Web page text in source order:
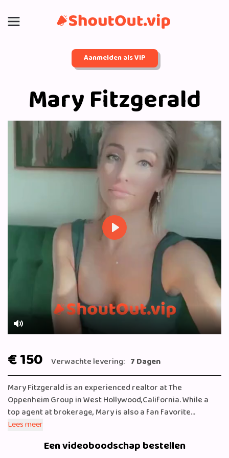
Aanmelden als VIP
Mary Fitzgerald
Mute
Play
€ 150 Verwachte levering: 7 Dagen
Mary Fitzgerald is an experienced realtor at The
Oppenheim Group in West Hollywood,California. While a
top agent at brokerage, Mary is also a fan favorite
on Netflixʼs hit reality television series, “Selling Sunset.”
adding considerable value to the firmʼs real estate
Lees meer
Een videoboodschap bestellen